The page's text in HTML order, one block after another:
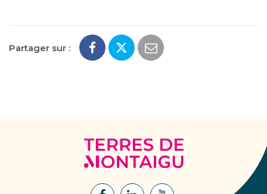
Partager sur :
Terres
de